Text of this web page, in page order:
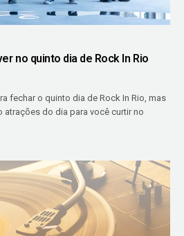
no quinto dia de Rock In Rio
fechar o quinto dia de Rock In Rio, mas
do dia para você curtir no